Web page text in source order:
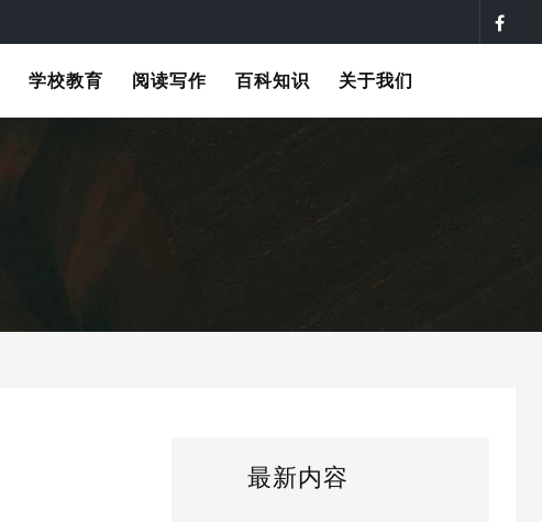
学校教育 阅读写作 百科知识 关于我们
最新内容